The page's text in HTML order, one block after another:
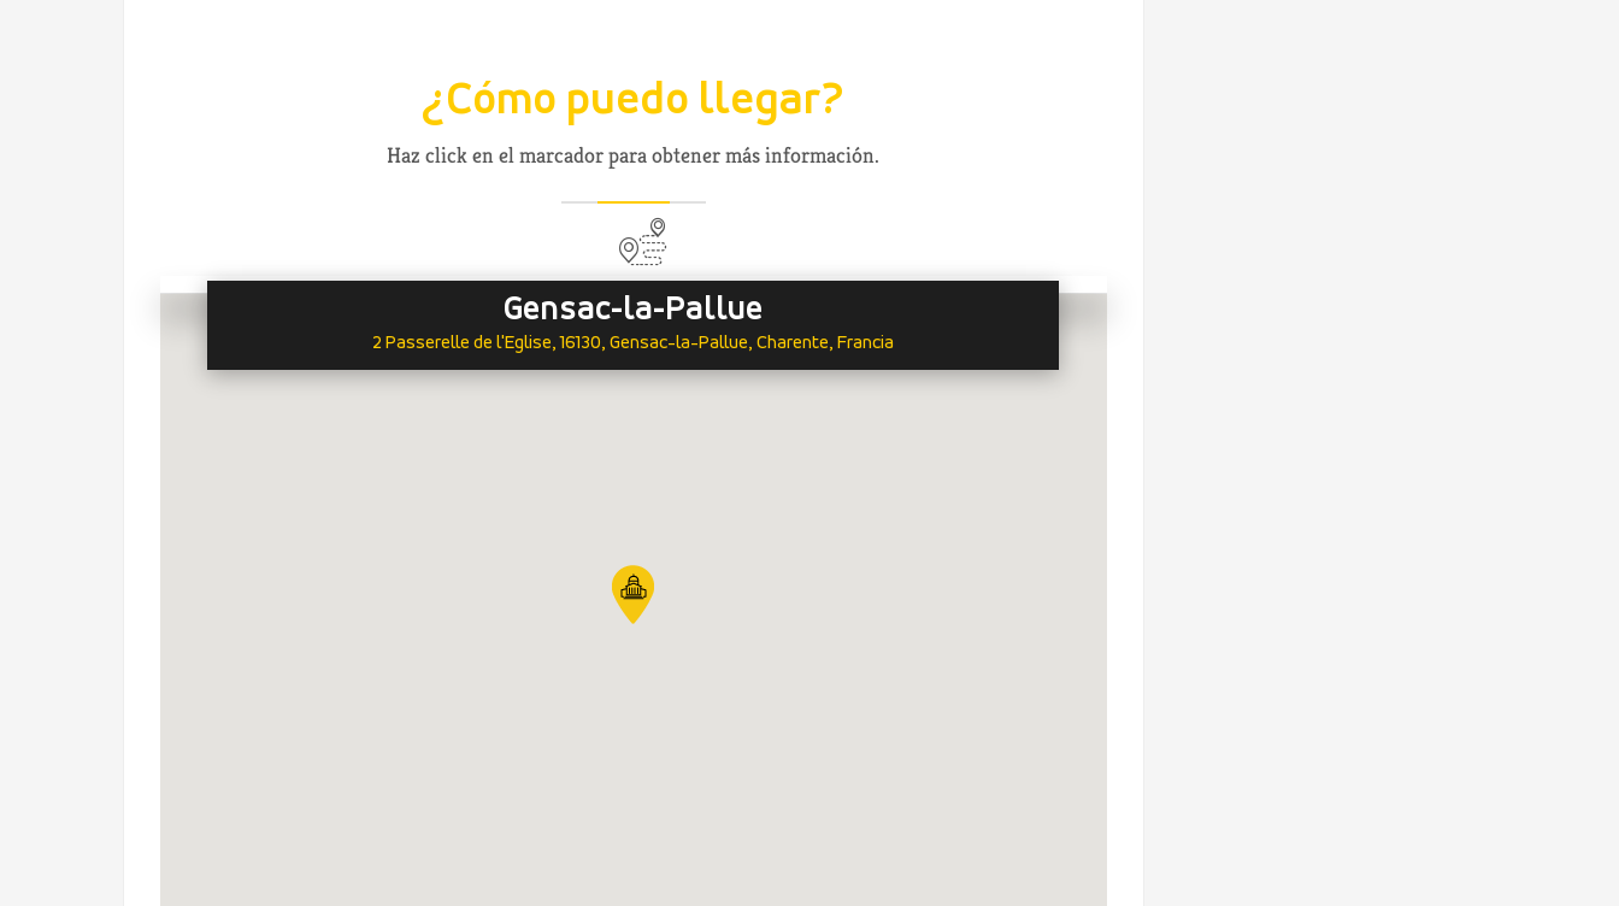
¿Cómo puedo llegar?
Haz click en el marcador para obtener más información.
Gensac-la-Pallue
2 Passerelle de l'Eglise, 16130, Gensac-la-Pallue, Charente, Francia